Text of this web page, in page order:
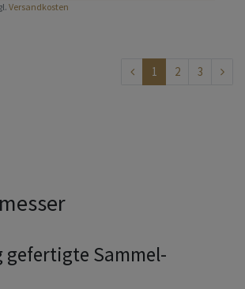
Versandkosten
1 2 3
gefertigte Sammel-